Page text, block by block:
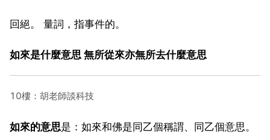
回絕。 量詞，指事件的。
如來是什麼意思 無所從來亦無所去什麼意思
10樓：胡老師談科技
如來的意思是：如來和佛是同乙個稱謂、同乙個意思。